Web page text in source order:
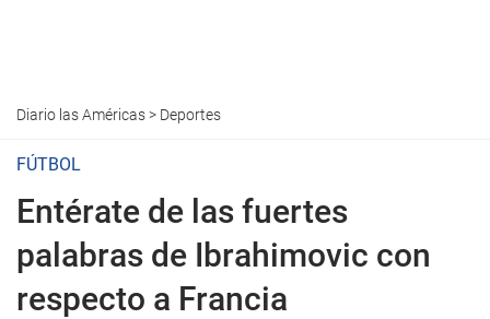
Diario las Américas> Deportes
FÚTBOL
Entérate de las fuertes
palabras de Ibrahimovic con
respecto a Francia